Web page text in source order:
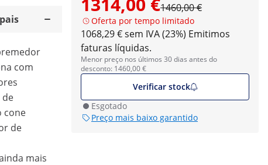
1460,00 €
Oferta por tempo limitado
1068,29 € sem IVA (23%) Emitimos
faturas líquidas.
Menor preço nos últimos 30 dias antes do
desconto: 1460,00 €
Verificar stock
Esgotado
Preço mais baixo garantido
com
de
cone
de
mais